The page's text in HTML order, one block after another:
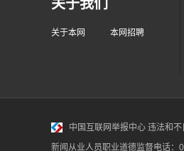
关于我们
关于本网 本网招聘
中国互联网举报中心 违法和
新闻从业人员职业道德监督电话